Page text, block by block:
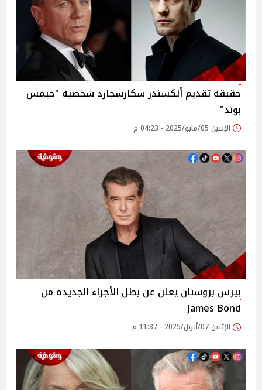
حقيقة تقديم ألكسندر سكارسجارد شخصية "جيمس
بوند"
الإثنين 05/مايو/2025 - 04:23 م
بيرس بروسنان يعلن عن بطل الأجزاء الجديدة من
James Bond
الإثنين 07/أبريل/2025 - 11:37 م